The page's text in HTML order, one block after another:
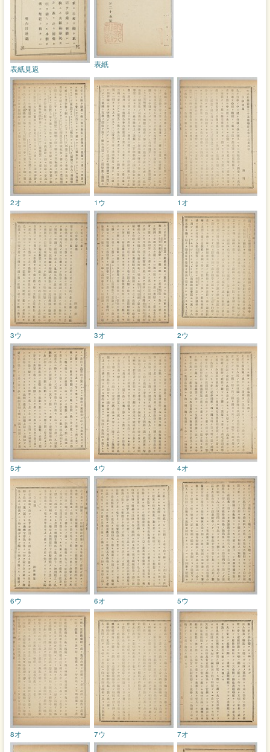
表紙
表紙見返
1オ
1ウ
2オ
2ウ
3オ
3ウ
4オ
4ウ
5オ
5ウ
6オ
6ウ
7オ
7ウ
8オ